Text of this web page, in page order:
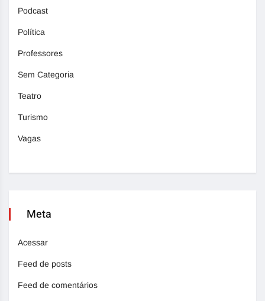
Podcast
Política
Professores
Sem Categoria
Teatro
Turismo
Vagas
Meta
Acessar
Feed de posts
Feed de comentários